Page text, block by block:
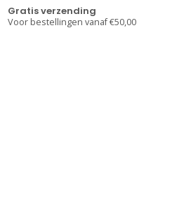
Gratis verzending
Voor bestellingen vanaf €50,00